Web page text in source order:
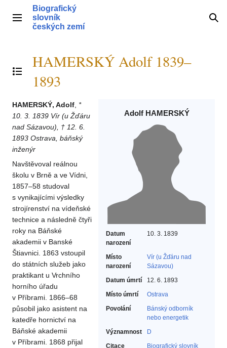
obsahHlavní menu
Biografický
slovník
českých zemí
Přepnout obsah
HAMERSKÝ Adolf 1839–
1893
Adolf HAMERSKÝ
Datum
narození
10. 3. 1839
Místo
narození
Vír (u Žďáru nad
Sázavou)
Datum úmrtí
12. 6. 1893
Místo úmrtí
Ostrava
Povolání
Bánský odborník
nebo energetik‎
Významnost
D
Citace
Biografický slovník
HAMERSKÝ, Adolf *
10. 3. 1839 Vír (u Žďáru
nad Sázavou), † 12. 6.
1893 Ostrava, báňský
inženýr
Navštěvoval reálnou
školu v Brně a ve Vídni,
1857–58 studoval
s vynikajícími výsledky
strojírenství na vídeňské
technice a následně čtyři
roky na Báňské
akademii v Banské
Štiavnici. 1863 vstoupil
do státních služeb jako
praktikant u Vrchního
horního úřadu
v Příbrami. 1866–68
působil jako asistent na
katedře hornictví na
Báňské akademii
v Příbrami. 1868 přijal